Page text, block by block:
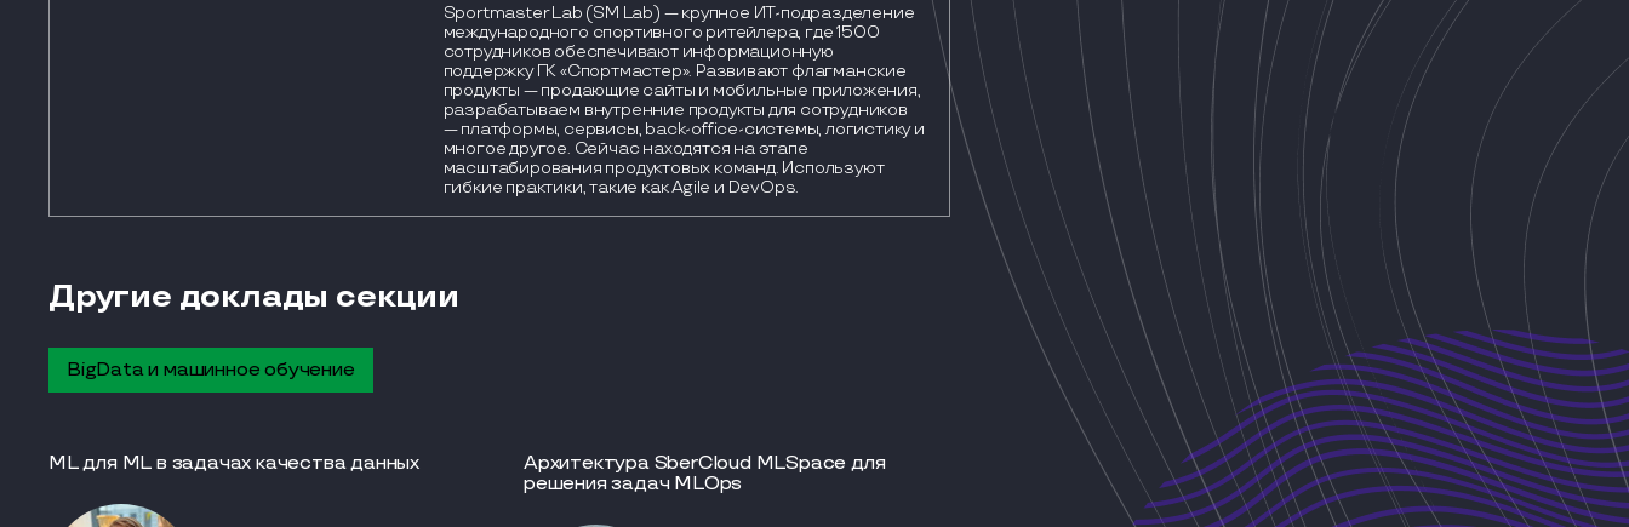
Sportmaster Lab (SM Lab) — крупное ИТ-подразделение
международного спортивного ритейлера, где 1500
сотрудников обеспечивают информационную
поддержку ГК «Спортмастер». Развивают флагманские
продукты — продающие сайты и мобильные приложения,
разрабатываем внутренние продукты для сотрудников
— платформы, сервисы, back-office-системы, логистику и
многое другое. Сейчас находятся на этапе
масштабирования продуктовых команд. Используют
гибкие практики, такие как Agile и DevOps.
Другие доклады секции
BigData и машинное обучение
ML для ML в задачах качества данных
Архитектура SberCloud MLSpace для
решения задач MLOps